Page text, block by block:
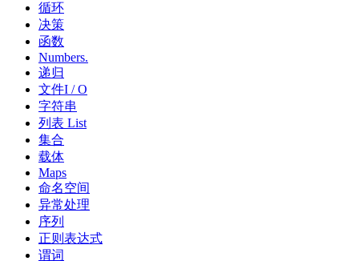
循环
决策
函数
Numbers.
递归
文件I / O
字符串
列表 List
集合
载体
Maps
命名空间
异常处理
序列
正则表达式
谓词